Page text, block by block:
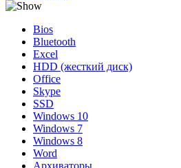
Bios
Bluetooth
Excel
HDD (жесткий диск)
Office
Skype
SSD
Windows 10
Windows 7
Windows 8
Word